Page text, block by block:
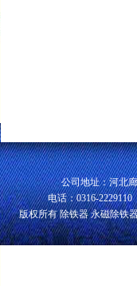
公司地址：河北
电话：0316-2229110
版权所有 除铁器 永磁除铁